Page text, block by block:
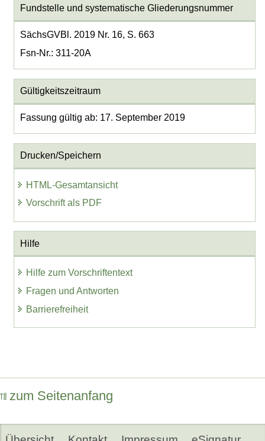
Fundstelle und systematische Gliederungsnummer
SächsGVBl. 2019 Nr. 16, S. 663
Fsn-Nr.: 311-20A
Gültigkeitszeitraum
Fassung gültig ab: 17. September 2019
Drucken/Speichern
HTML-Gesamtansicht
Vorschrift als PDF
Hilfe
Hilfe zum Vorschriftentext
Fragen und Antworten
Barrierefreiheit
zum Seitenanfang